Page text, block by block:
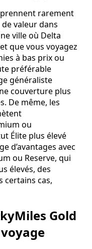
rarement
valeur dans
ville où Delta
que vous voyagez
à bas prix ou
préférable
généraliste
couverture plus
De même, les
ou
Élite plus élevé
d’avantages avec
ou Reserve, qui
élevés, des
certains cas,
Gold